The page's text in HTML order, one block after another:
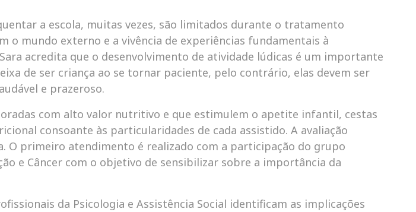
a escola, muitas vezes, são limitados durante o tratamento
o mundo externo e a vivência de experiências fundamentais à
acredita que o desenvolvimento de atividade lúdicas é um importante
de ser criança ao se tornar paciente, pelo contrário, elas devem ser
e prazeroso.
com alto valor nutritivo e que estimulem o apetite infantil, cestas
consoante às particularidades de cada assistido. A avaliação
O primeiro atendimento é realizado com a participação do grupo
e Câncer com o objetivo de sensibilizar sobre a importância da
da Psicologia e Assistência Social identificam as implicações